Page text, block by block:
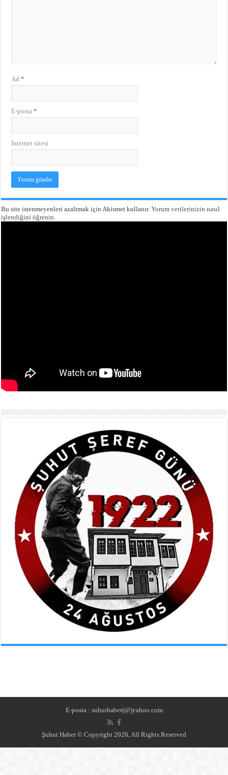
Ad*
E-posta*
İnternet sitesi
Bu site istenmeyenleri azaltmak için Akismet kullanır.Yorum verilerinizin nasıl
işlendiğini öğrenin.
E-posta : suhuthaber(@)yahoo.com
Şuhut Haber © Copyright 2026, All Rights Reserved